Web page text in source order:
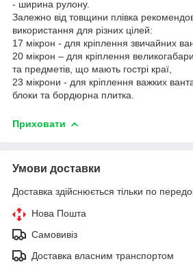
- ширина рулону.
Залежно від товщини плівка
використання для різних цілей:
17 мікрон - для кріплення звичайних
20 мікрон – для кріплення
та предметів, що мають гострі краї,
23 мікрони - для кріплення важких
блоки та бордюрна плитка.
Приховати
Умови доставки
Доставка здійснюється тільки по
Нова Пошта
Самовивіз
Доставка власним транспортом